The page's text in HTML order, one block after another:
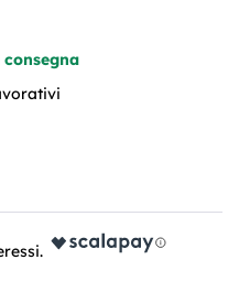
consegna